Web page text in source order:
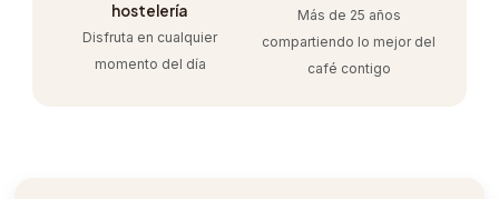
hostelería
Disfruta en cualquier
momento del día
Más de 25 años
compartiendo lo mejor del
café contigo